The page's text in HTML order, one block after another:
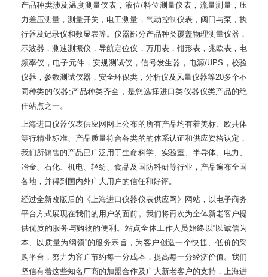
产品种类涉及温度测量仪表，液位/料位测量仪表，流量测量，压
力差压测量，测量开关，电工测量，气动控制仪表，阀门与泵，执
行器及记录仪和数显表等。仪器部分产品种类覆盖物理测量仪器，
示波器，测速测振仪，导航定位仪，万用表，钳形表，兆欧表，电
频率仪，电子元件，安规测试仪，信号发生器，电源/UPS，校验
仪器，参数测试仪器，安全环保类，分析仪及风量仪器等20多个不
同种类的仪器;产品种类齐全，是您选择进口类仪器仪类产品的绝
佳站点之一。
上海进口仪器仪表供应网网上公布的所有产品均有着美标、欧共体
等行精业标准、产品质量符合各类的的体系认证和供应资格认定，
我们所销售的产品已广泛用于生命科学、实验室、半导体、电力、
冶金、石化、机电、轻纺、食品及国防科研等行业，产品遍布全国
各地，并得到国内外广大用户的信任和好评。
经过全新改版后的《上海进口仪器仪表供应网》网站，以电子商务
平台方式展现在我们的用户的面前。我们将再次为全体新老客户提
供优质的服务与购物的便利。站点全体工作人员始终以“以诚信为
本、以质量为纲领”的服务宗旨，为客户创造一个快捷、低价的采
购平台，努力为客户节约每一分成本，提高每一分经济价值。我们
坚信有着这些知名厂商的加盟合作及广大新老客户的支持，上海进